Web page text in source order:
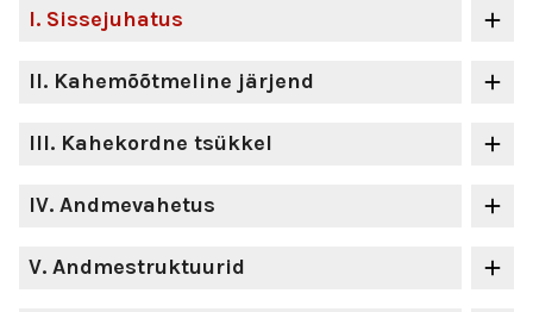
I. Sissejuhatus
II. Kahemõõtmeline järjend
III. Kahekordne tsükkel
IV. Andmevahetus
V. Andmestruktuurid